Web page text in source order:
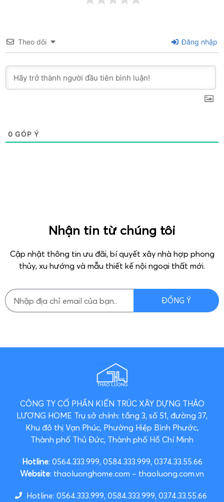
Theo dõi Đăng nhập
0 GÓP Ý
Nhận tin từ chúng tôi
Cập nhật thông tin ưu đãi, bí quyết xây nhà hợp phong
thủy, xu hướng và mẫu thiết kế nội ngoại thất mới.
ĐỒNG Ý
CÔNG TY CỔ PHẦN KIẾN TRÚC XÂY DỰNG THẢO
LƯƠNG HOME Trụ sở chính: tầng 3, số 51, đường 37,
Khu đô thị Vạn Phúc, Phường Hiệp Bình Phước,
Thành phố Thủ Đức, Thành phố Hồ Chí Minh
Hotline: 0564.333.999, 0584.333.999, 0374.33.55.66
Website: thaoluonghome.com – thaoluong.com.vn
Hotline: 0564.333.999, 0584.333.999, 0374.33.55.66